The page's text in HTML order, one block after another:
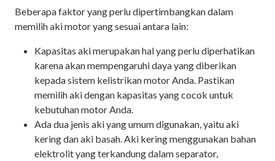
Beberapa faktor yang perlu dipertimbangkan dalam
memilih aki motor yang sesuai antara lain:
Kapasitas aki merupakan hal yang perlu diperhatikan
karena akan mempengaruhi daya yang diberikan
kepada sistem kelistrikan motor Anda. Pastikan
memilih aki dengan kapasitas yang cocok untuk
kebutuhan motor Anda.
Ada dua jenis aki yang umum digunakan, yaitu aki
kering dan aki basah. Aki kering menggunakan bahan
elektrolit yang terkandung dalam separator,